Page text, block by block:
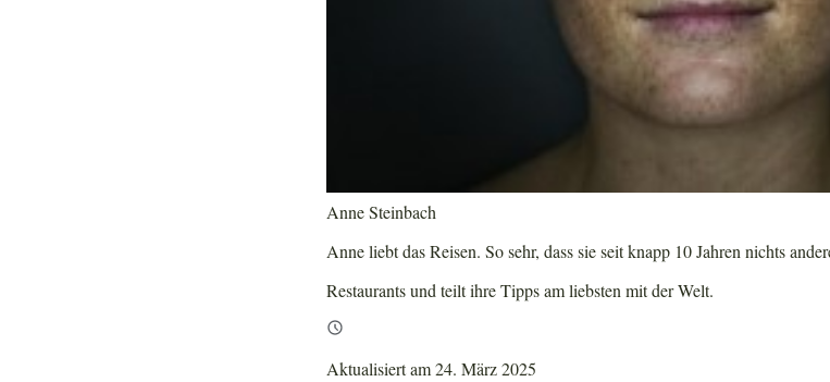
Anne Steinbach
Anne liebt das Reisen. So sehr, dass sie seit knapp 10 Jahren nichts
Restaurants und teilt ihre Tipps am liebsten mit der Welt.
Aktualisiert am 24. März 2025